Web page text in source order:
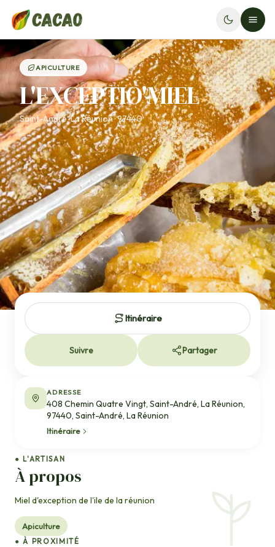
APICULTURE
L'EXCEPTIO'MIEL
Saint-André, La Réunion · 97440
● L'ARTISAN
À propos
Miel d'exception de l'ile de la réunion
Apiculture
● À PROXIMITÉ
Itinéraire
Suivre Partager
ADRESSE
408 Chemin Quatre Vingt, Saint-André, La Réunion,
97440, Saint-André, La Réunion
Itinéraire